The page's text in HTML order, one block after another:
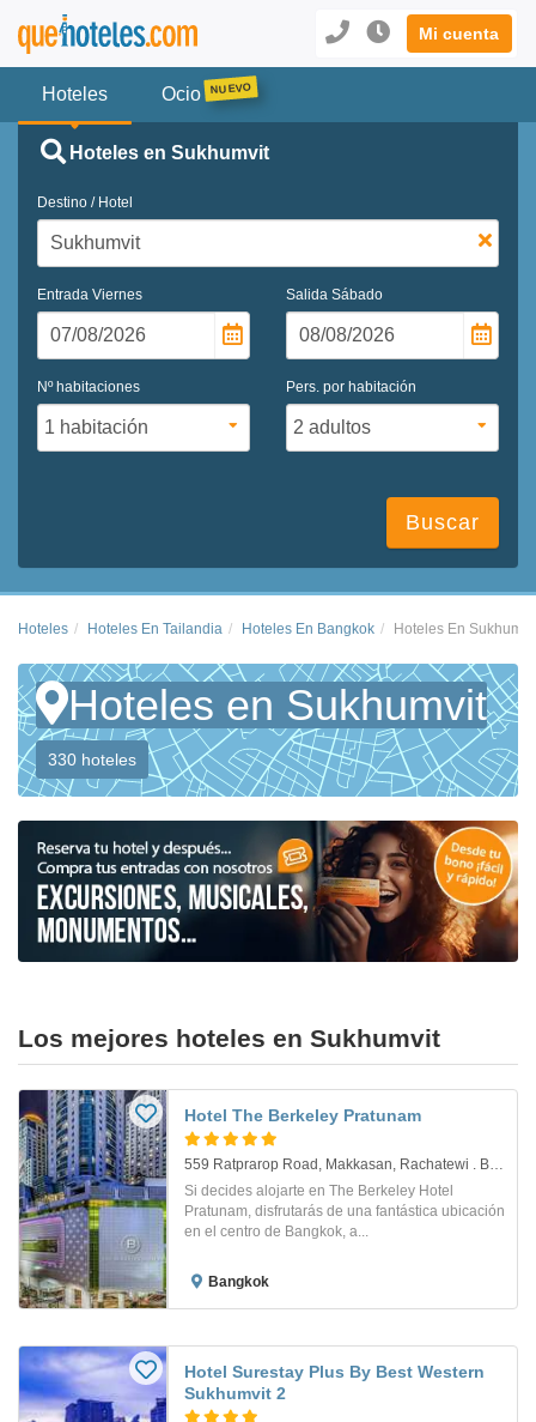
Mi cuenta
Hoteles Ocio
Hoteles en Sukhumvit
Destino / Hotel
Entrada Viernes Salida Sábado
Nº habitaciones Pers. por habitación
Buscar
Hoteles Hoteles En Tailandia Hoteles En Bangkok Hoteles En Sukhumvit
Hoteles en Sukhumvit
330 hoteles
Los mejores hoteles en Sukhumvit
Hotel The Berkeley Pratunam
559 Ratprarop Road, Makkasan, Rachatewi . Bangkok
Si decides alojarte en The Berkeley Hotel
Pratunam, disfrutarás de una fantástica ubicación
en el centro de Bangkok, a...
Bangkok
Hotel Surestay Plus By Best Western
Sukhumvit 2